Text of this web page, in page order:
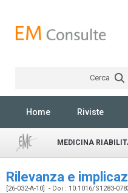
Cerca
Home Riviste
MEDICINA
Rilevanza e
[26-032-A-10] - Doi : 10.1016/S1283-